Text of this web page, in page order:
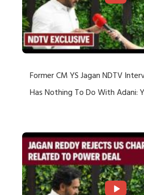
Former CM YS Jagan NDTV
Has Nothing To Do With Adani: